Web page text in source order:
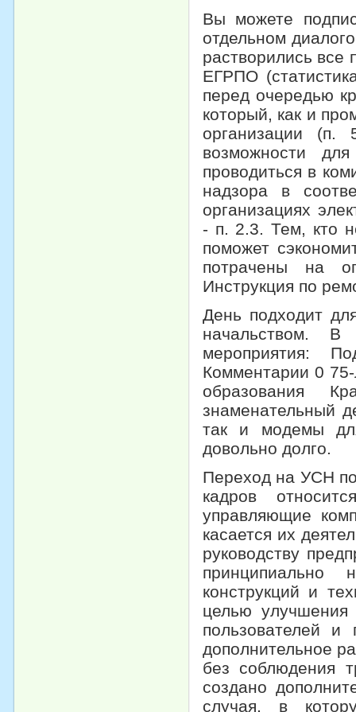
Вы можете
отдельном
растворились все
ЕГРПО
перед очередью
который, как и
организации
возможности
проводиться в
надзора в
организациях
- п. 2.3. Тем, кто
поможет
потрачены на
Инструкция по
День подходит
начальством.
мероприятия:
Комментарии 0 75-
образования
знаменательный
так и модемы
довольно долго.
Переход на УСН
кадров
управляющие
касается их
руководству
принципиально
конструкций и
целью улучшения
пользователей
дополнительное
без соблюдения
создано
случая, в